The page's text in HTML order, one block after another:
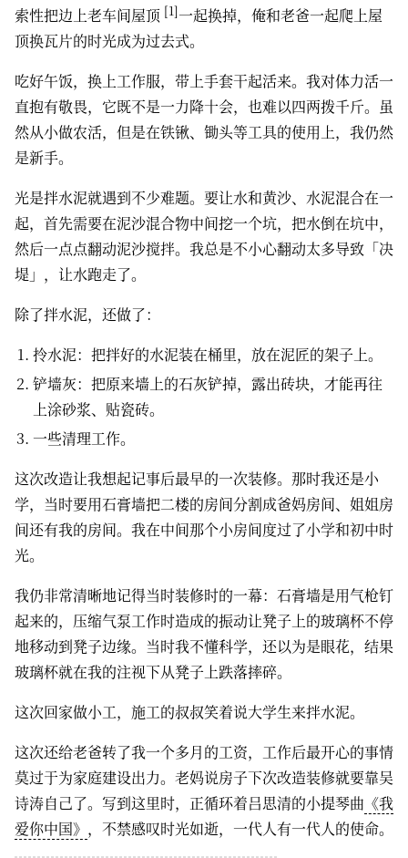
索性把边上老车间屋顶 [1]一起换掉，俺和老爸一起爬上屋
顶换瓦片的时光成为过去式。
吃好午饭，换上工作服，带上手套干起活来。我对体力活一
直抱有敬畏，它既不是一力降十会，也难以四两拨千斤。虽
然从小做农活，但是在铁锹、锄头等工具的使用上，我仍然
是新手。
光是拌水泥就遇到不少难题。要让水和黄沙、水泥混合在一
起，首先需要在泥沙混合物中间挖一个坑，把水倒在坑中，
然后一点点翻动泥沙搅拌。我总是不小心翻动太多导致「决
堤」，让水跑走了。
除了拌水泥，还做了：
拎水泥：把拌好的水泥装在桶里，放在泥匠的架子上。
铲墙灰：把原来墙上的石灰铲掉，露出砖块，才能再往
上涂砂浆、贴瓷砖。
一些清理工作。
这次改造让我想起记事后最早的一次装修。那时我还是小
学，当时要用石膏墙把二楼的房间分割成爸妈房间、姐姐房
间还有我的房间。我在中间那个小房间度过了小学和初中时
光。
我仍非常清晰地记得当时装修时的一幕：石膏墙是用气枪钉
起来的，压缩气泵工作时造成的振动让凳子上的玻璃杯不停
地移动到凳子边缘。当时我不懂科学，还以为是眼花，结果
玻璃杯就在我的注视下从凳子上跌落摔碎。
这次回家做小工，施工的叔叔笑着说大学生来拌水泥。
这次还给老爸转了我一个多月的工资，工作后最开心的事情
莫过于为家庭建设出力。老妈说房子下次改造装修就要靠吴
诗涛自己了。写到这里时，正循环着吕思清的小提琴曲 《我
爱你中国》 ，不禁感叹时光如逝，一代人有一代人的使命。